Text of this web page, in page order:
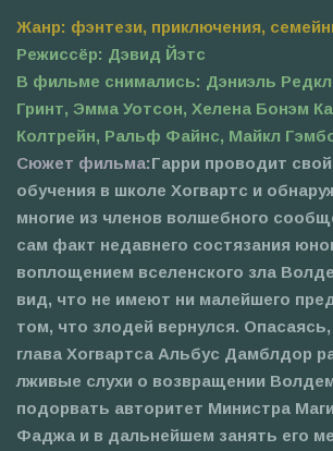
Жанр: фэнтези, приключения,
Режиссёр: Дэвид Йэтс
В фильме снимались: Дэниэль
Гринт, Эмма Уотсон, Хелена Бонэм
Колтрейн, Ральф Файнс, Майкл
Сюжет фильма:Гарри проводит
обучения в школе Хогвартс и
многие из членов волшебного
сам факт недавнего состязания
воплощением вселенского зла
вид, что не имеют ни малейшего
том, что злодей вернулся.
глава Хогвартса Альбус Дамблдор
лживые слухи о возвращении
подорвать авторитет Министра
Фаджа и в дальнейшем занять его